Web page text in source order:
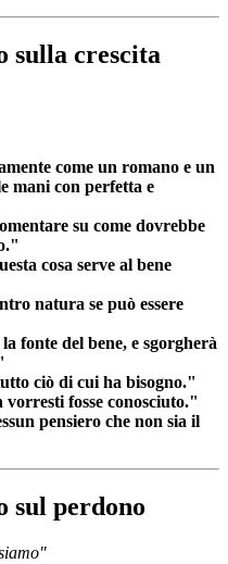
sulla crescita
come un romano e un
mani con perfetta e
su come dovrebbe
cosa serve al bene
natura se può essere
fonte del bene, e sgorgherà
ciò di cui ha bisogno."
fosse conosciuto."
pensiero che non sia il
sul perdono